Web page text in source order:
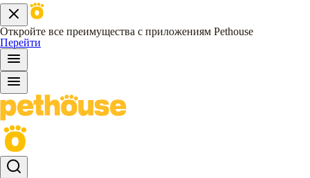
Откройте все преимущества с приложениям Pethouse
Перейти